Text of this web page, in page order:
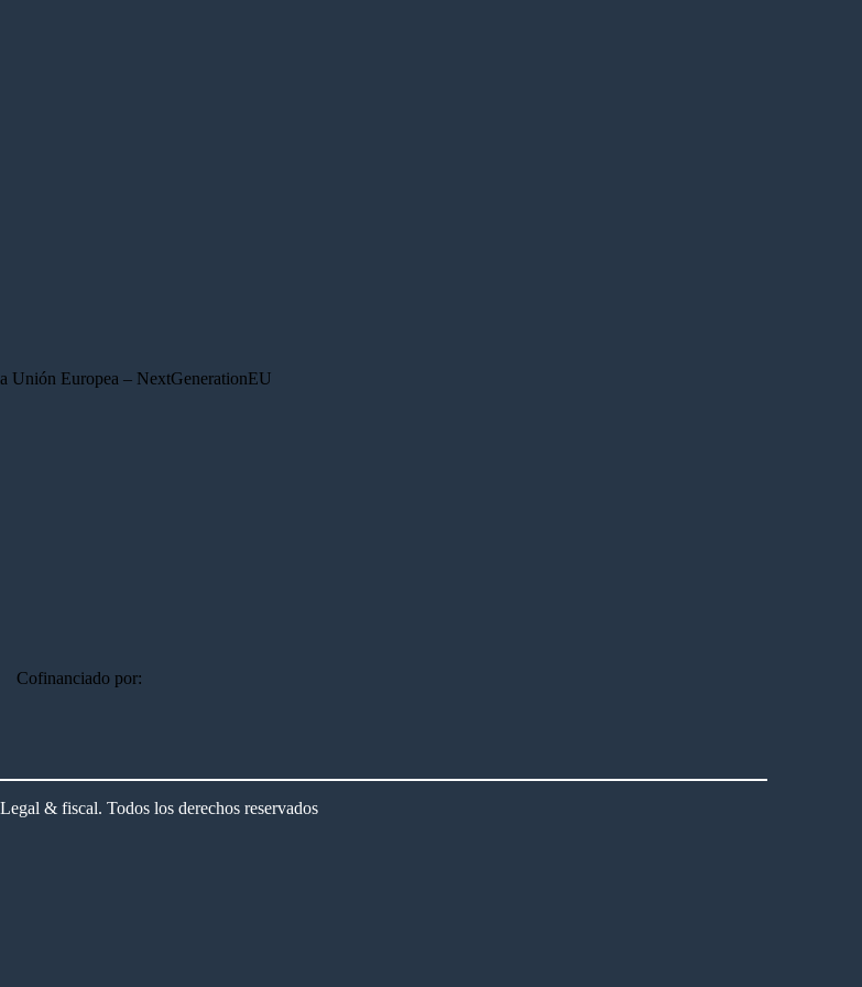
Unión Europea – NextGenerationEU
Cofinanciado por:
& fiscal. Todos los derechos reservados